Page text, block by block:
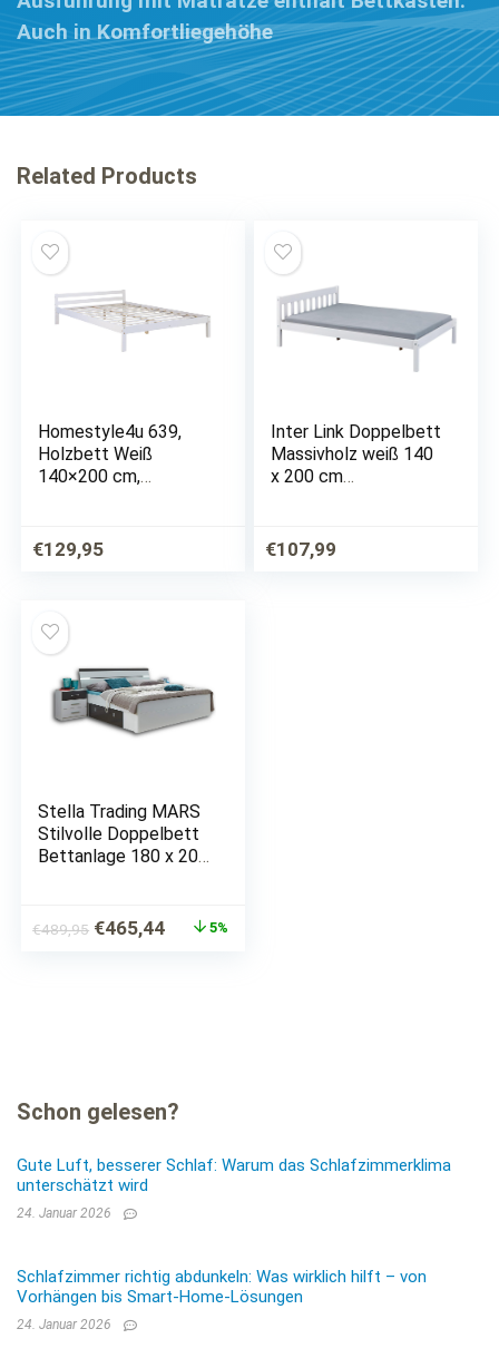
Auch in Komfortliegehöhe
Related Products
Homestyle4u 639,
Holzbett Weiß
140×200 cm,
Holz
€129,95
Inter Link Doppelbett
Massivholz weiß 140
x 200 cm
Jugendbett
€107,99
Stella Trading MARS
Stilvolle Doppelbett
Bettanlage 180 x 200
Schlafzimmer
Komplett-Set in weiß
€489,95 Ursprünglicher
€465,44Aktueller
5%
Schon gelesen?
Gute Luft, besserer Schlaf: Warum das Schlafzimmerklima
unterschätzt wird
24. Januar 2026
Schlafzimmer richtig abdunkeln: Was wirklich hilft – von
Vorhängen bis Smart-Home-Lösungen
24. Januar 2026